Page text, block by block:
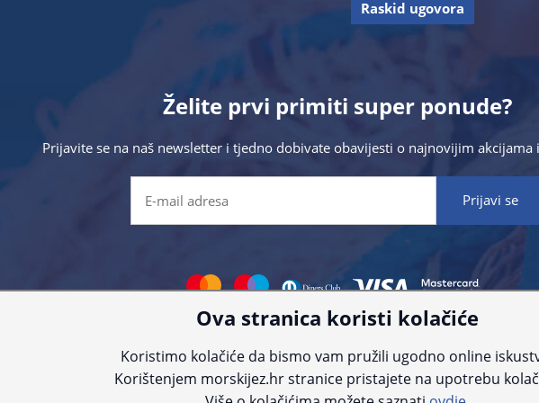
Raskid ugovora
Želite prvi primiti super ponude?
Prijavite se na naš newsletter i tjedno dobivate obavijesti o najnovijim akcijama
proizvoda. Za najažurnije informacije kontaktirajte nas putem telefona:+385 23 231 761ili e-
© Morski jež 2022
Ova stranica koristi kolačiće
Koristimo kolačiće da bismo vam pružili ugodno online
Korištenjem morskijez.hr stranice pristajete na upotrebu